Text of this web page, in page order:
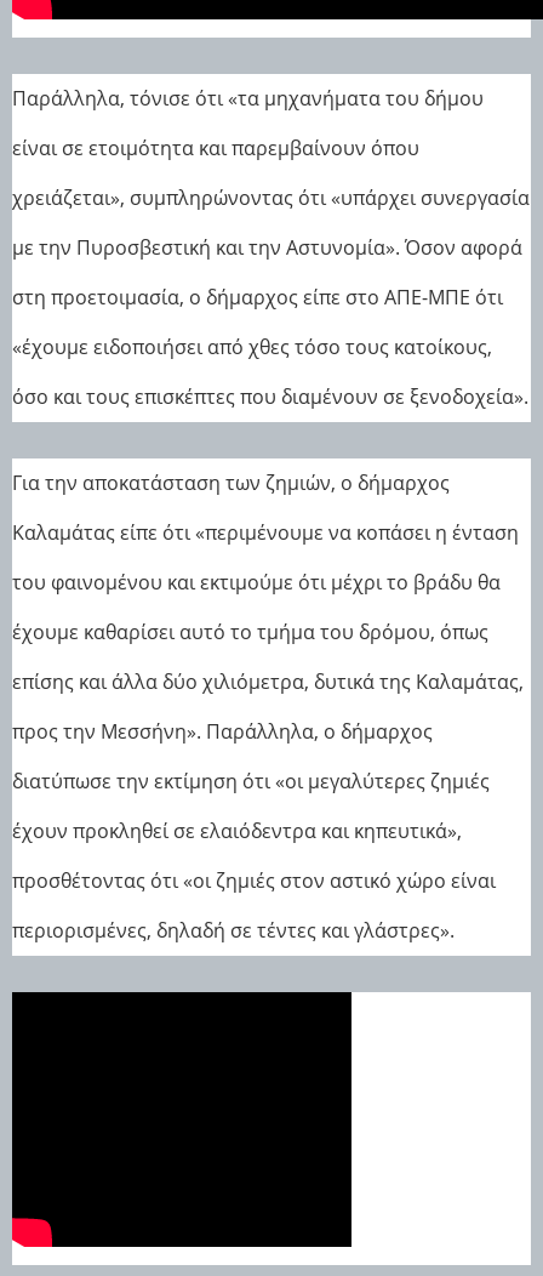
Παράλληλα, τόνισε ότι «τα μηχανήματα του δήμου
είναι σε ετοιμότητα και παρεμβαίνουν όπου
χρειάζεται», συμπληρώνοντας ότι «υπάρχει συνεργασία
με την Πυροσβεστική και την Αστυνομία». Όσον αφορά
στη προετοιμασία, ο δήμαρχος είπε στο ΑΠΕ-ΜΠΕ ότι
«έχουμε ειδοποιήσει από χθες τόσο τους κατοίκους,
όσο και τους επισκέπτες που διαμένουν σε ξενοδοχεία».
Για την αποκατάσταση των ζημιών, ο δήμαρχος
Καλαμάτας είπε ότι «περιμένουμε να κοπάσει η ένταση
του φαινομένου και εκτιμούμε ότι μέχρι το βράδυ θα
έχουμε καθαρίσει αυτό το τμήμα του δρόμου, όπως
επίσης και άλλα δύο χιλιόμετρα, δυτικά της Καλαμάτας,
προς την Μεσσήνη». Παράλληλα, ο δήμαρχος
διατύπωσε την εκτίμηση ότι «οι μεγαλύτερες ζημιές
έχουν προκληθεί σε ελαιόδεντρα και κηπευτικά»,
προσθέτοντας ότι «οι ζημιές στον αστικό χώρο είναι
περιορισμένες, δηλαδή σε τέντες και γλάστρες».